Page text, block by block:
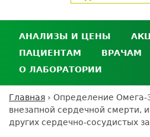
АНАЛИЗЫ И ЦЕНЫ
Анализы и цены
Где сдать анализы
Выезд на дом
Подготовка к
ПАЦИЕНТАМ
Личный кабинет
Дисконтная
ДМС
Обратная связь
ВРАЧАМ
О ЛАБОРАТОРИИ
Контроль качества
Вакансии
Вы
здесь
Главная › Определение Омега-
внезапной сердечной смерти,
других сердечно-сосудистых